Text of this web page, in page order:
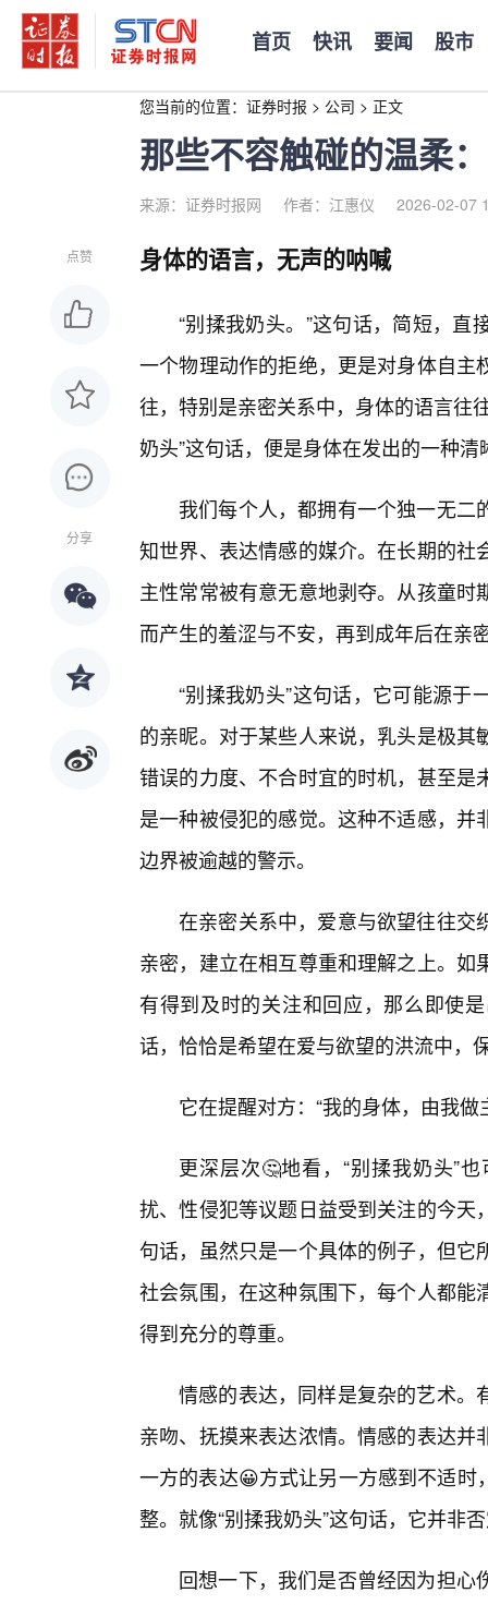
首页 快讯 要闻 股市
您当前的位置： 证券时报 > 公司 > 正文
那些不容触碰的温柔
来源：证券时报网 作者：江惠仪 2026-02-07
点赞
分享
身体的语言，无声的呐喊
“别揉我奶头。”这句话，简短，
一个物理动作的拒绝，更是对身体自
往，特别是亲密关系中，身体的语言往
奶头”这句话，便是身体在发出的一种
我们每个人，都拥有一个独一无
知世界、表达情感的媒介。在长期的
主性常常被有意无意地剥夺。从孩童
而产生的羞涩与不安，再到成年后在亲
“别揉我奶头”这句话，它可能源
的亲昵。对于某些人来说，乳头是极
错误的力度、不合时宜的时机，甚至
是一种被侵犯的感觉。这种不适感，
边界被逾越的警示。
在亲密关系中，爱意与欲望往往交
亲密，建立在相互尊重和理解之上。
有得到及时的关注和回应，那么即使
话，恰恰是希望在爱与欲望的洪流中，
它在提醒对方：“我的身体，由我
更深层次🤔地看，“别揉我奶头”
扰、性侵犯等议题日益受到关注的今
句话，虽然只是一个具体的例子，但
社会氛围，在这种氛围下，每个人都
得到充分的尊重。
情感的表达，同样是复杂的艺术。
亲吻、抚摸来表达浓情。情感的表达
一方的表达😀方式让另一方感到不适
整。就像“别揉我奶头”这句话，它并非
回想一下，我们是否曾经因为担